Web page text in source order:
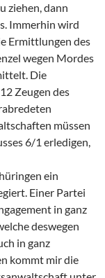
ziehen, dann
Immerhin wird
Ermittlungen des
wegen Mordes
Die
Zeugen des
müssen
6/1 erledigen,
ein
Einer Partei
in ganz
deswegen
in ganz
kommt mir die